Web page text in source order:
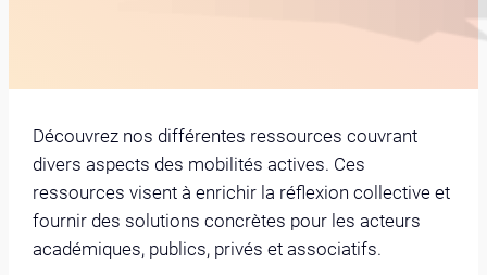
Découvrez nos différentes ressources couvrant
divers aspects des mobilités actives. Ces
ressources visent à enrichir la réflexion collective et
fournir des solutions concrètes pour les acteurs
académiques, publics, privés et associatifs.